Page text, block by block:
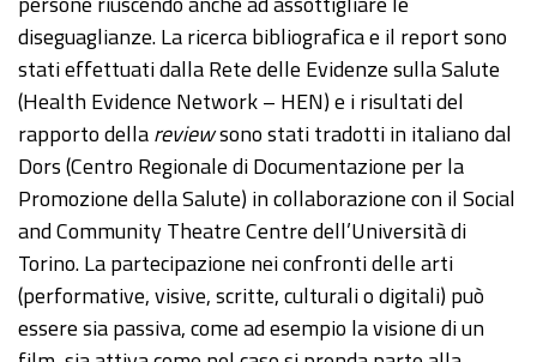
diseguaglianze. La ricerca bibliografica e il report sono
stati effettuati dalla Rete delle Evidenze sulla Salute
(Health Evidence Network – HEN) e i risultati del
rapporto dellareviewsono stati tradotti in italiano dal
Dors (Centro Regionale di Documentazione per la
Promozione della Salute) in collaborazione con il Social
and Community Theatre Centre dell’Università di
Torino. La partecipazione nei confronti delle arti
(performative, visive, scritte, culturali o digitali) può
essere sia passiva, come ad esempio la visione di un